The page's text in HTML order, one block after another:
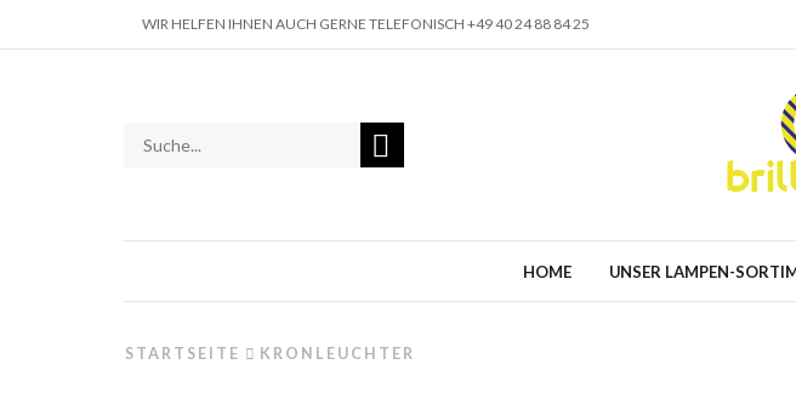
WIR HELFEN IHNEN AUCH GERNE TELEFONISCH +49 40 24 88 84 25
HOME UNSER LAMPEN-
STARTSEITE KRONLEUCHTER